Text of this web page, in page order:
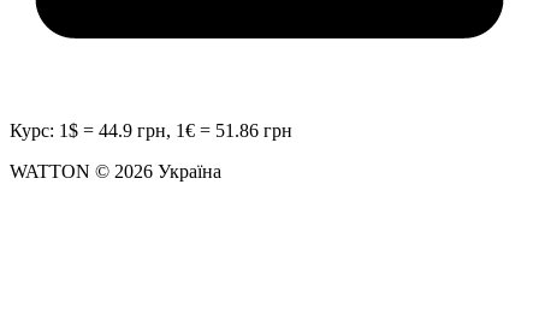
Курс: 1$ = 44.9 грн, 1€ = 51.86 грн
WATTON © 2026 Україна